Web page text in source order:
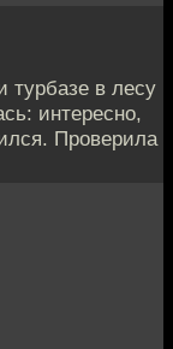
турбазе в лесу
интересно,
Проверила